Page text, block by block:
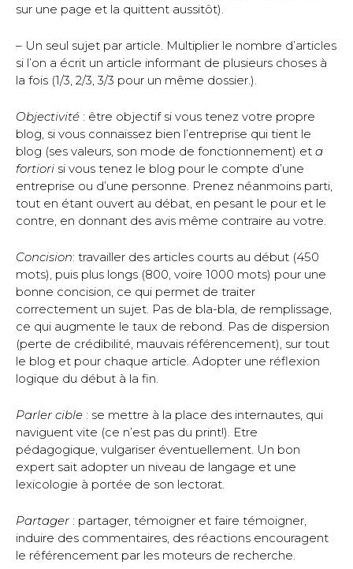
sur une page et la quittent aussitôt).
– Un seul sujet par article. Multiplier le nombre d’articles
si l’on a écrit un article informant de plusieurs choses à
la fois (1/3, 2/3, 3/3 pour un même dossier.).
Objectivité : être objectif si vous tenez votre propre
blog, si vous connaissez bien l’entreprise qui tient le
blog (ses valeurs, son mode de fonctionnement) et a
fortiori si vous tenez le blog pour le compte d’une
entreprise ou d’une personne. Prenez néanmoins parti,
tout en étant ouvert au débat, en pesant le pour et le
contre, en donnant des avis même contraire au votre.
Concision: travailler des articles courts au début (450
mots), puis plus longs (800, voire 1000 mots) pour une
bonne concision, ce qui permet de traiter
correctement un sujet. Pas de bla-bla, de remplissage,
ce qui augmente le taux de rebond. Pas de dispersion
(perte de crédibilité, mauvais référencement), sur tout
le blog et pour chaque article. Adopter une réflexion
logique du début à la fin.
Parler cible : se mettre à la place des internautes, qui
naviguent vite (ce n’est pas du print!). Etre
pédagogique, vulgariser éventuellement. Un bon
expert sait adopter un niveau de langage et une
lexicologie à portée de son lectorat.
Partager : partager, témoigner et faire témoigner,
induire des commentaires, des réactions encouragent
le référencement par les moteurs de recherche.